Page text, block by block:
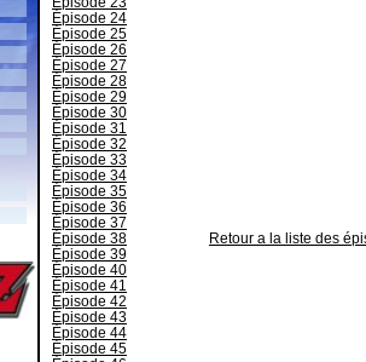
Épisode 24
Épisode 25
Épisode 26
Épisode 27
Épisode 28
Épisode 29
Épisode 30
Épisode 31
Épisode 32
Épisode 33
Épisode 34
Épisode 35
Épisode 36
Épisode 37
Épisode 38
Épisode 39
Épisode 40
Épisode 41
Épisode 42
Épisode 43
Épisode 44
Épisode 45
Retour a la liste des